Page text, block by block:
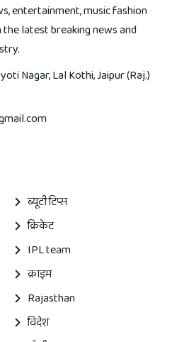
entertainment, music fashion
latest breaking news and
Nagar, Lal Kothi, Jaipur (Raj.)
ब्यूटी टिप्स
क्रिकेट
IPL team
क्राइम
Rajasthan
विदेश